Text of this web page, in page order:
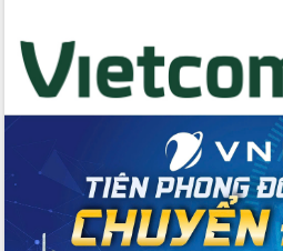
Thứ trưởng Bộ Y tế làm việc với tỉnh
Đắk Lắk về phát triển nhân lực y tế
cho trạm y tế cấp xã
Du lịch Đắk Lắk nâng tầm trải nghiệm
du khách thông qua Hệ thống cơ sở dữ
liệu và Bản đồ số
Tập huấn ứng dụng trí tuệ nhân tạo (AI)
trong thương mại điện tử năm 2026